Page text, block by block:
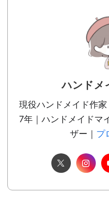
ハンドメ
現役ハンドメイド作
7年｜ハンドメイドマ
ザー｜ プ